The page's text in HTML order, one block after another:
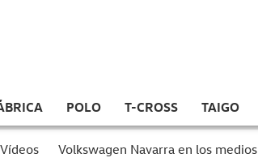
POLO T-CROSS TAIGO
Vídeos Volkswagen Navarra en los medios